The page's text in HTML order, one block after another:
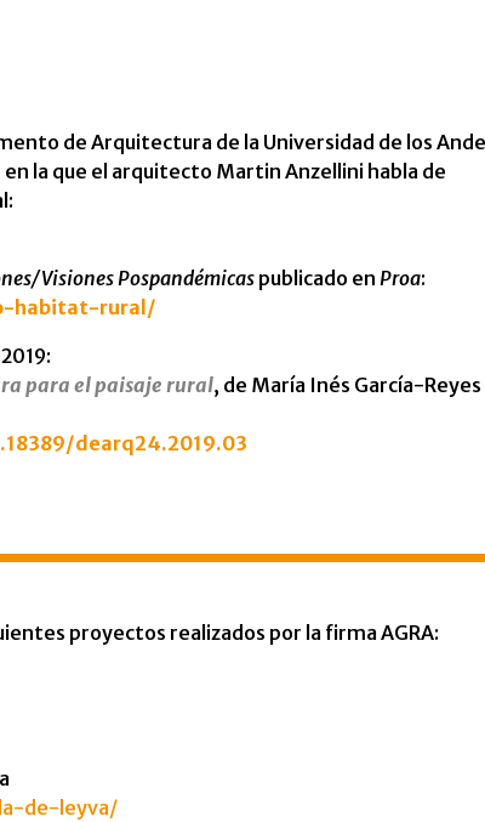
de Arquitectura de la Universidad de los
en la que el arquitecto Martin Anzellini habla de
Visiones Pospandémicaspublicado en Proa:
habitat-rural/
para el paisaje rural, de María Inés García-Reyes
dearq24.2019.03
proyectos realizados por la firma AGRA:
de-leyva/